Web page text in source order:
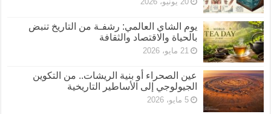
يوم الشاي العالمي: رشفـة من التاريخ تنبض
بالحياة والاقتصاد والثقافة
21 مايو، 2026
عين الصحراء أو بنية الريشات.. من التكوين
الجيولوجي إلى الأساطير التاريخية
5 مايو، 2026